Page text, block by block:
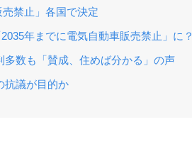
売禁止」各国で決定
年までに電気自動車販売禁止」に？
多数も「賛成、住めば分かる」の声
抗議が目的か